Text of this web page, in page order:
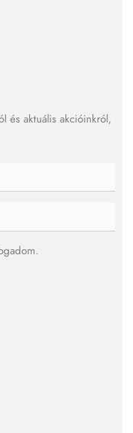
és aktuális akcióinkról,